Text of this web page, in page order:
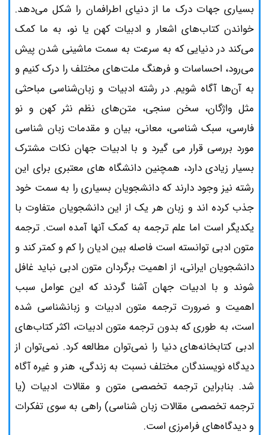
بسیاری جهات درک ما از دنیای اطرافمان را شکل می‌دهد.
خواندن کتاب‌های اشعار و ادبیات کهن یا نو، به ما کمک
می‌کند در دنیایی که به ‌سرعت به سمت ماشینی شدن پیش
می‌رود، احساسات و فرهنگ ملت‌های مختلف را درک کنیم و
به آن‌ها آگاه شویم. در رشته ادبیات و زبان‌شناسی مباحثی
مثل واژگان، سخن سنجی، متن‌های نظم نثر کهن و نو
فارسی، سبک شناسی، معانی، بیان و مقدمات زبان شناسی
مورد بررسی قرار می گیرد و با ادبیات جهان نکات مشترک
بسیار زیادی دارد، همچنین دانشگاه های معتبری برای این
رشته نیز وجود دارند که دانشجویان بسیاری را به سمت خود
جذب کرده اند و زبان هر یک از این دانشجویان متفاوت با
یکدیگر است اما علم ترجمه به کمک آنها آمده است. ترجمه
متون ادبی توانسته است فاصله بین ادیان را کم و کمتر کند و
دانشجویان ایرانی، از اهمیت برگردان متون ادبی نباید غافل
شوند و با ادبیات جهان آشنا گردند که این عوامل سبب
اهمیت و ضرورت ترجمه متون ادبیات و زبانشناسی شده
است، به طوری که بدون ترجمه متون ادبیات، اکثر کتاب‌های
ادبی کتابخانه‌های دنیا را نمی‌توان مطالعه کرد. نمی‌توان از
دیدگاه نویسندگان مختلف نسبت به زندگی، هنر و غیره آگاه
شد. بنابراین ترجمه تخصصی متون و مقالات ادبیات (یا
ترجمه تخصصی مقالات زبان شناسی) راهی به ‌سوی تفکرات
و دیدگاه‌های فرامرزی است.